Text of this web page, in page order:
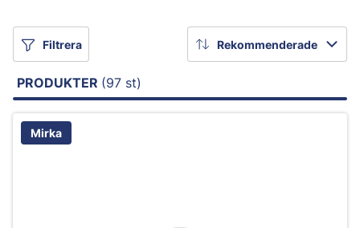
Filtrera Rekommenderade
PRODUKTER (97 st)
Mirka